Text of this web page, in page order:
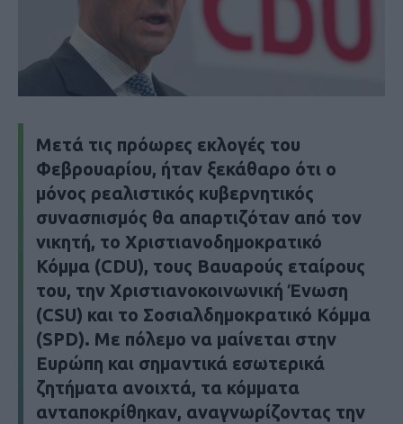
Μετά τις πρόωρες εκλογές του
Φεβρουαρίου, ήταν ξεκάθαρο ότι ο
μόνος ρεαλιστικός κυβερνητικός
συνασπισμός θα απαρτιζόταν από τον
νικητή, το Χριστιανοδημοκρατικό
Κόμμα (CDU), τους Βαυαρούς εταίρους
του, την Χριστιανοκοινωνική Ένωση
(CSU) και το Σοσιαλδημοκρατικό Κόμμα
(SPD). Με πόλεμο να μαίνεται στην
Ευρώπη και σημαντικά εσωτερικά
ζητήματα ανοιχτά, τα κόμματα
ανταποκρίθηκαν, αναγνωρίζοντας την